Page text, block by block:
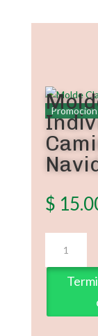
Promoción
$
Clase
de
y